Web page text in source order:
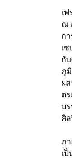
เ
ณ
ก
เซ
กั
ภู
ผ
ต
บร
ศิ
ภา
เ